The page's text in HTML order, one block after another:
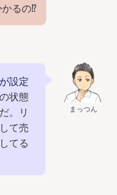
るの⁉️
まっつん
設定
状態
。リ
て売
てる